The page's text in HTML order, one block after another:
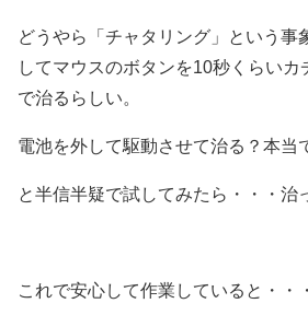
どうやら「チャタリング」という事
してマウスのボタンを10秒くらいカ
で治るらしい。
電池を外して駆動させて治る？本当
と半信半疑で試してみたら・・・治
これで安心して作業していると・・・